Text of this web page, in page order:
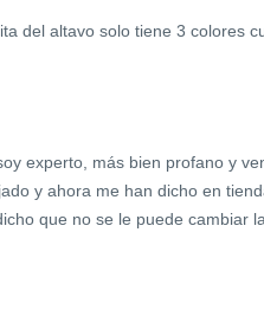
del altavo solo tiene 3 colores
experto, más bien profano y
y ahora me han dicho en
que no se le puede cambiar